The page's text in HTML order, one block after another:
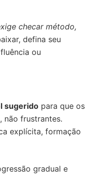
checar método,
defina seu
ou
sugerido para que os
não frustrantes.
explícita, formação
gradual e